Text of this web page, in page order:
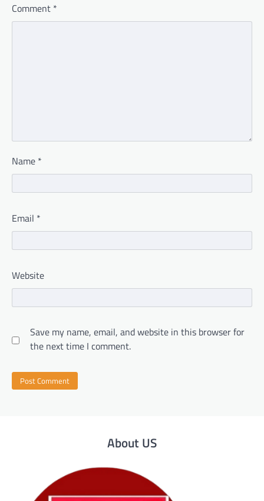
Comment *
Name *
Email *
Website
Save my name, email, and website in this browser for
the next time I comment.
About US